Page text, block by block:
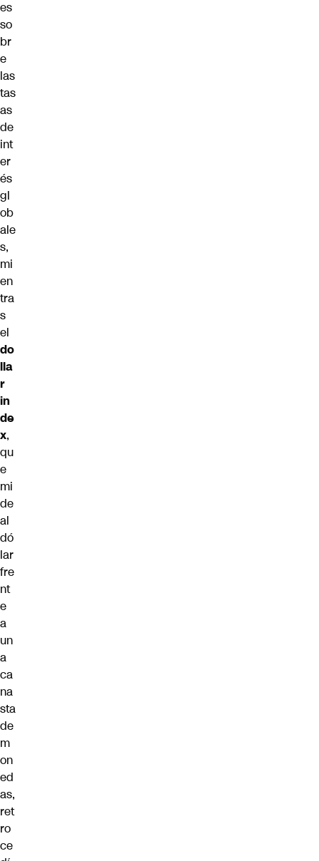
es
so
br
e
las
tas
as
de
int
er
és
gl
ob
ale
s,
mi
en
tra
s
el
do
lla
r
in
de
x,
qu
e
mi
de
al
dó
lar
fre
nt
e
a
un
a
ca
na
sta
de
m
on
ed
as,
ret
ro
ce